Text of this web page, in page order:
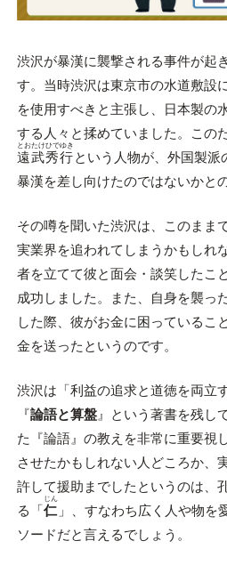
渋沢が暴漢に襲撃される事件が起
す。当時渋沢は東京市の水道敷設
を使用すべきと主張し、日本製の
する人々と揉めていました。この
遠武
とおたけ
秀行
ひでゆき
という人物が、外国製派
暴漢を差し向けたのではないかと
その噂を聞いた渋沢は、このまま
実業界を追われてしまうかもしれ
者を立てて彼と面会・談笑したこ
成功しました。また、自身を襲っ
した際、彼がお金に困っているこ
金を送ったというのです。
渋沢は「利益の追求と道徳を両立
『論語と算盤』という著書を残し
た『論語』の教えを非常に重要視
させたかもしれない人どころか、
許して援助までしたというのは、
る「仁
じん
」、すなわち広く人や物を
ソードだと言えるでしょう。